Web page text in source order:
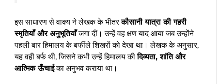
इस साधारण से वाक्य ने लेखक के भीतरकौसानी यात्रा की गहरी
स्मृतियाँ और अनुभूतियाँजगा दीं। उन्हें वह क्षण याद आया जब उन्होंने
पहली बार हिमालय के बर्फीले शिखरों को देखा था। लेखक के अनुसार,
यह वही बर्फ थी, जिसने कभी उन्हें हिमालय कीदिव्यता, शांति और
आत्मिक ऊँचाईका अनुभव कराया था।